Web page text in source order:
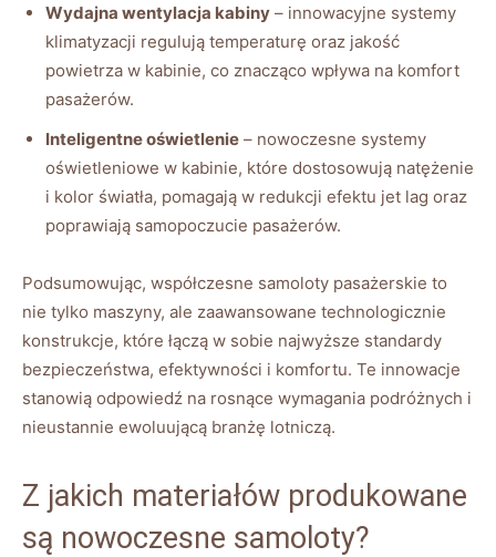
Wydajna wentylacja kabiny – innowacyjne systemy
klimatyzacji regulują temperaturę oraz jakość
powietrza w kabinie, co znacząco wpływa na komfort
pasażerów.
Inteligentne oświetlenie – nowoczesne systemy
oświetleniowe w kabinie, które dostosowują natężenie
i kolor światła, pomagają w redukcji efektu jet lag oraz
poprawiają samopoczucie pasażerów.
Podsumowując, współczesne samoloty pasażerskie to
nie tylko maszyny, ale zaawansowane technologicznie
konstrukcje, które łączą w sobie najwyższe standardy
bezpieczeństwa, efektywności i komfortu. Te innowacje
stanowią odpowiedź na rosnące wymagania podróżnych i
nieustannie ewoluującą branżę lotniczą.
Z jakich materiałów produkowane
są nowoczesne samoloty?